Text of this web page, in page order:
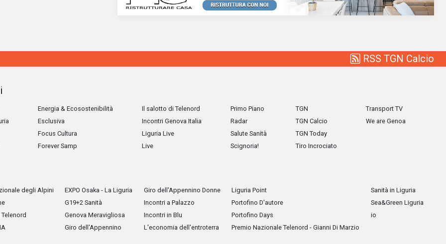
RSS TGN Calcio
Energia & Ecosostenibilità
Esclusiva
Focus Cultura
Forever Samp
Il salotto di Telenord
Incontri Genova Italia
Liguria Live
Live
Primo Piano
Radar
Salute Sanità
Scignoria!
TGN
TGN Calcio
TGN Today
Tiro Incrociato
Transport TV
We are Genoa
degli Alpini
EXPO Osaka - La Liguria
G19+2 Sanità
Genova Meravigliosa
Giro dell'Appennino
Giro dell'Appennino Donne
Incontri a Palazzo
Incontri in Blu
L'economia dell'entroterra
Liguria Point
Portofino D'autore
Portofino Days
Premio Nazionale Telenord - Gianni Di Marzio
Sanità in Liguria
Sea&Green Liguria
io